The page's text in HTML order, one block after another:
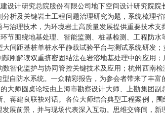
设计研究总院股份有限公司地下空间设计研究院院
分析及关键岩土工程问题治理研究为题，系统梳理
治理技术，为环境岩土高质量发展提供重要技术支
节围绕地基处理、智能监测、桩基检测、工程防
大间距基桩单桩水平静载试验平台与测试系统研发
献刚解读双重挤密固结法在岩溶地基处理中的应用
数智化监护与协同管控关键技术及应用；杭州西南
自防水系统。一众精彩报告， 为参会者带来了丰富
的大师圆桌论坛由上海市勘察设计大师、上勘集团
、蒋建良联袂对话。各位大师结合典型工程案例，
展前景，并与现场代表深入互动。思维交锋间，